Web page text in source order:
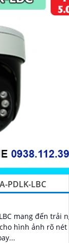
PDLK-LBC
mang đến trải
hình ảnh rõ nét